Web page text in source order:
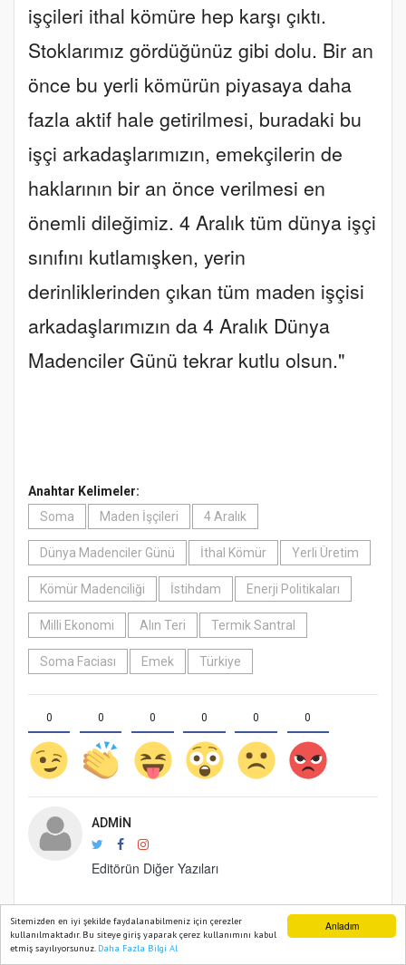
Anladım
Sitemizden en iyi şekilde faydalanabilmeniz için çerezler
kullanılmaktadır. Bu siteye giriş yaparak çerez kullanımını kabul
etmiş sayılıyorsunuz. Daha Fazla Bilgi Al
işçileri ithal kömüre hep karşı çıktı.
Stoklarımız gördüğünüz gibi dolu. Bir an
önce bu yerli kömürün piyasaya daha
fazla aktif hale getirilmesi, buradaki bu
işçi arkadaşlarımızın, emekçilerin de
haklarının bir an önce verilmesi en
önemli dileğimiz. 4 Aralık tüm dünya işçi
sınıfını kutlamışken, yerin
derinliklerinden çıkan tüm maden işçisi
arkadaşlarımızın da 4 Aralık Dünya
Madenciler Günü tekrar kutlu olsun."
Anahtar Kelimeler:
Soma
Maden İşçileri 4 Aralık
Dünya Madenciler Günü İthal Kömür Yerli Üretim
Kömür Madenciliği İstihdam Enerji Politikaları
Milli Ekonomi Alın Teri Termik Santral
Soma Faciası Emek Türkiye
0 0 0 0 0 0
ADMIN
Editörün Diğer Yazıları
Ana Sayfa Web TV